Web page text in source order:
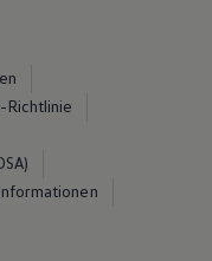
Richtlinie